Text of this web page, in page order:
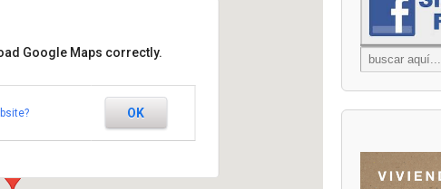
Esclerosis Multiple
- Segovia
Google Maps correctly.
OK